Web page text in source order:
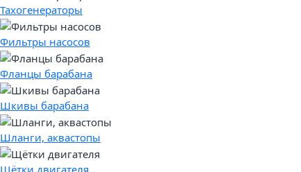
Тахогенераторы
Фильтры насосов
Фланцы барабана
Шкивы барабана
Шланги, аквастопы